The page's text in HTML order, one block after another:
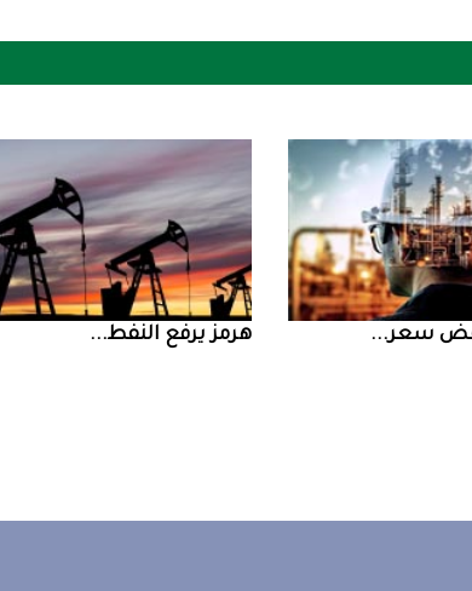
‮‬هرمز‮‬‭ ‬يرفع‭ ‬النفط‭ ...